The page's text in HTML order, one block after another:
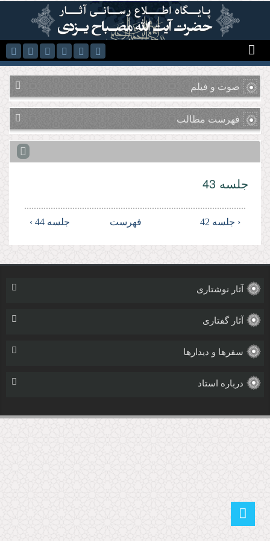
رفتن به محتوای اصلی
صوت و فیلم
فهرست مطالب
جلسه 43
‹ جلسه 42 فهرست جلسه 44 ›
آثار نوشتاری
آثار گفتاری
سفرها و دیدارها
درباره استاد